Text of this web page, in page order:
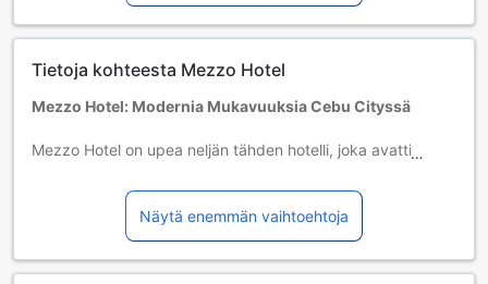
veloittaa erikseen.
Yli 13-vuotiaat vieraat katsotaan aikuisiksi.
tarkista kunkin huoneen kohdalta huonekoko lisätietoa
Kun varaat enemmän kuin 5 huonetta, eri käytännöt ja
Tietoja kohteesta Mezzo Hotel
Mezzo Hotel: Modernia Mukavuuksia Cebu Cityssä
Mezzo Hotel on upea neljän tähden hotelli, joka avattiin
Cityn vilkkaasta keskustasta. Hotelli tarjoaa erinomaiset
puitteet niin liikematkailijoille kuin lomailijoille, ja sen
modernit tilat sekä asiantunteva henkilökunta tekevät
vierailustasi unohtumatonta. Mezzo Hotel on täydellinen
Näytä enemmän vaihtoehtoja